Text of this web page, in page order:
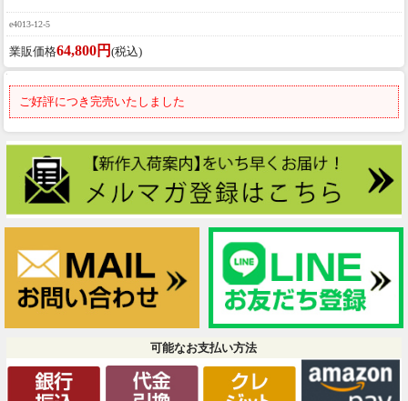
e4013-12-5
業販価格64,800円 (税込)
ご好評につき完売いたしました
可能なお支払い方法